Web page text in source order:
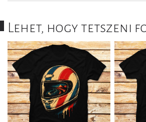
Lehet, hogy tetszeni